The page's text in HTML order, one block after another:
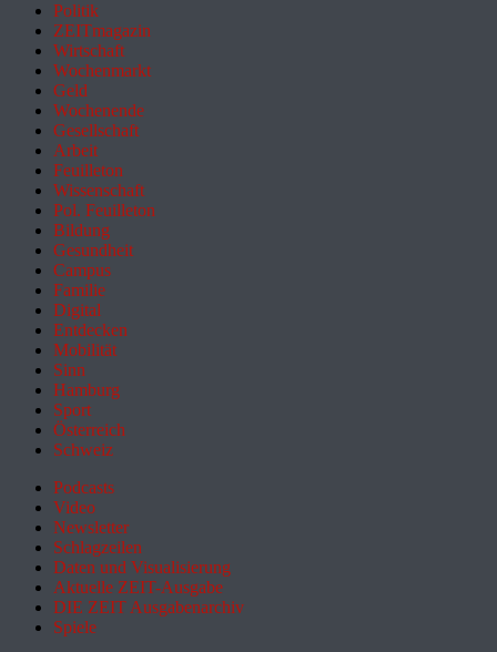
Politik
ZEITmagazin
Wirtschaft
Wochenmarkt
Geld
Wochenende
Gesellschaft
Arbeit
Feuilleton
Wissenschaft
Pol. Feuilleton
Bildung
Gesundheit
Campus
Familie
Digital
Entdecken
Mobilität
Sinn
Hamburg
Sport
Österreich
Schweiz
Podcasts
Video
Newsletter
Schlagzeilen
Daten und Visualisierung
Aktuelle ZEIT-Ausgabe
DIE ZEIT Ausgabenarchiv
Spiele